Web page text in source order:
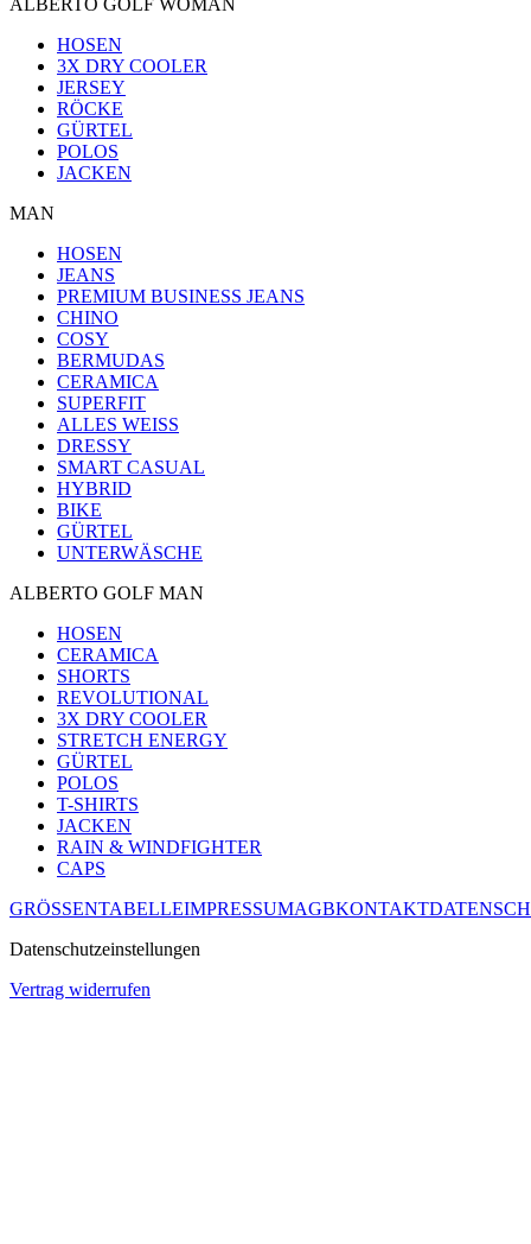
HOSEN
3X DRY COOLER
JERSEY
RÖCKE
GÜRTEL
POLOS
JACKEN
MAN
HOSEN
JEANS
PREMIUM BUSINESS JEANS
CHINO
COSY
BERMUDAS
CERAMICA
SUPERFIT
ALLES WEISS
DRESSY
SMART CASUAL
HYBRID
BIKE
GÜRTEL
UNTERWÄSCHE
ALBERTO GOLF MAN
HOSEN
CERAMICA
SHORTS
REVOLUTIONAL
3X DRY COOLER
STRETCH ENERGY
GÜRTEL
POLOS
T-SHIRTS
JACKEN
RAIN & WINDFIGHTER
CAPS
GRÖSSENTABELLEIMPRESSUMAGBKONTAKT
Datenschutzeinstellungen
Vertrag widerrufen